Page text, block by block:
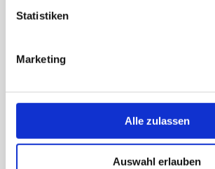
Statistiken
Marketing
Alle zulassen
Auswahl erlauben
Business & Personal
Kontakt
Mein Blog
Galerie